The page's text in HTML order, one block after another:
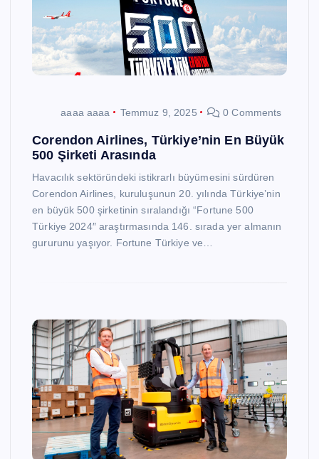
aaaa aaaa Temmuz 9, 2025 0 Comments
Corendon Airlines, Türkiye’nin En Büyük
500 Şirketi Arasında
Havacılık sektöründeki istikrarlı büyümesini sürdüren
Corendon Airlines, kuruluşunun 20. yılında Türkiye’nin
en büyük 500 şirketinin sıralandığı “Fortune 500
Türkiye 2024″ araştırmasında 146. sırada yer almanın
gururunu yaşıyor. Fortune Türkiye ve…